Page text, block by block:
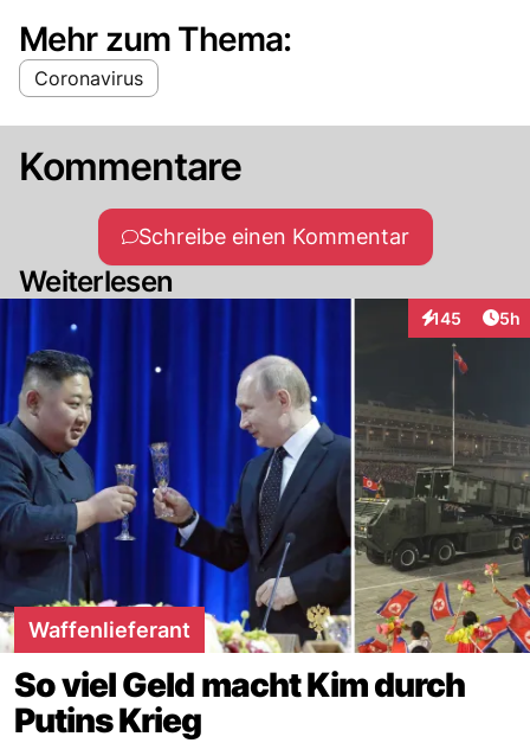
Mehr zum Thema:
Coronavirus
Kommentare
Schreibe einen Kommentar
Weiterlesen
145
Interaktionen
5h
Waffenlieferant
So viel Geld macht Kim durch
Putins Krieg